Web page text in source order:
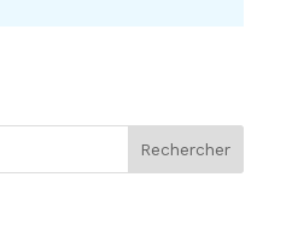
Rechercher